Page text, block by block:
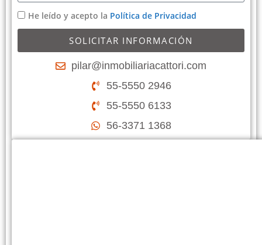
He leído y acepto la Política de Privacidad
SOLICITAR INFORMACIÓN
pilar@inmobiliariacattori.com
55-5550 2946
55-5550 6133
56-3371 1368